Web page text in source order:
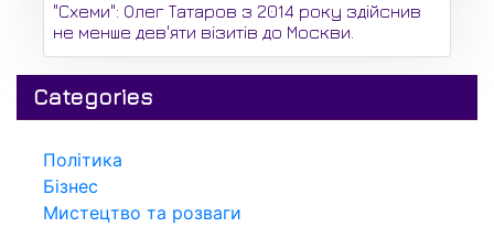
"Схеми": Олег Татаров з 2014 року здійснив
не менше дев'яти візитів до Москви.
Categories
Політика
Бізнес
Мистецтво та розваги